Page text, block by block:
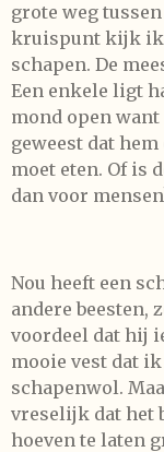
grote weg
kruispunt kijk ik
schapen. De
Een enkele ligt
mond open
geweest dat
moet eten. Of is
dan voor
Nou heeft een
andere beesten,
voordeel dat hij
mooie vest dat
schapenwol.
vreselijk dat het
hoeven te laten